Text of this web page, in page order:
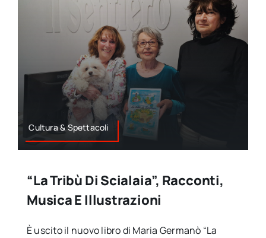
Cultura & Spettacoli
“La Tribù Di Scialaia”, Racconti,
Musica E Illustrazioni
È uscito il nuovo libro di Maria Germanò “La